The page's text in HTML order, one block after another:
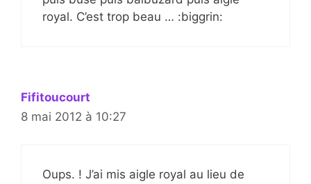
royal. C’est trop beau … :biggrin:
Fifitoucourt
8 mai 2012 à 10:27
Oups. ! J’ai mis aigle royal au lieu de